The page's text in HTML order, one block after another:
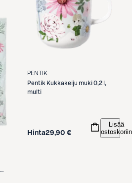
PENTIK
Pentik Kukkakeiju muki 0,2 l,
multi
Hinta29,90 €
Lisää
ostoskoriin